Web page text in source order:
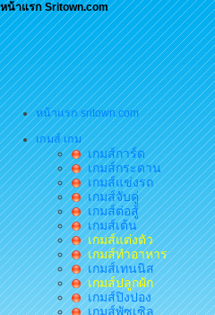
หน้าแรก Sritown.com
หน้าแรก sritown.com
เกมส์ เกม
เกมส์การ์ด
เกมส์กระดาน
เกมส์แข่งรถ
เกมส์จับคู่
เกมส์ต่อสู้
เกมส์เต้น
เกมส์แต่งตัว
เกมส์ทำอาหาร
เกมส์เทนนิส
เกมส์ปลูกผัก
เกมส์ปิงปอง
เกมส์พัซเซิล